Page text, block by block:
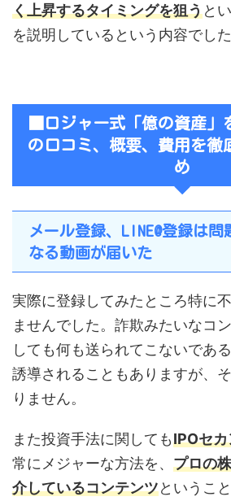
く上昇するタイミングを狙うと
を説明しているという内容でした
■ロジャー式「億の資産」
の口コミ、概要、費用を徹
め
メール登録、LINE@登録は
なる動画が届いた
実際に登録してみたところ特に
ませんでした。詐欺みたいなコ
しても何も送られてこないであ
誘導されることもありますが、
りません。
また投資手法に関してもIPOセ
常にメジャーな方法を、 プロの
介しているコンテンツというこ